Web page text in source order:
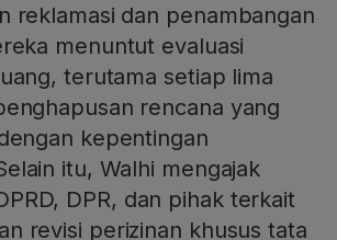
reklamasi dan penambangan
menuntut evaluasi
terutama setiap lima
rencana yang
kepentingan
itu, Walhi mengajak
DPR, dan pihak terkait
revisi perizinan khusus tata